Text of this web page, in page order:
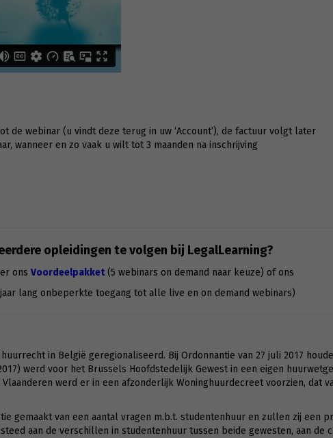
de webinar (u vindt deze terug in uw ‘Account’), de factuur volgt later
wanneer en zo vaak u wilt tot 3 maanden na inschrijving
opleidingen te volgen bij LegalLearning?
ons Voordeelpakket(5 webinars on demand naar keuze) of ons
lang onbeperkte toegang tot alle live en on demand webinars)
in België geregionaliseerd. Bij Ordonnantie van 27 juli 2017
werd voor het Brussels Hoofdstedelijk Gewest in een eigen
werd er in een afzonderlijk Woninghuurdecreet voorzien, dat
gemaakt van een aantal vragen m.b.t. studentenhuur en zullen zij een
aan de verschillen in studentenhuur tussen beide gewesten, aan de